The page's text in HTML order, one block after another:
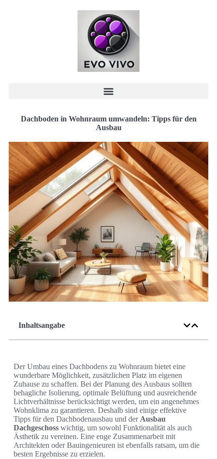
Dachboden in Wohnraum umwandeln: Tipps für den
Ausbau
Inhaltsangabe
Der Umbau eines Dachbodens zu Wohnraum bietet eine
wunderbare Möglichkeit, zusätzlichen Platz im eigenen
Zuhause zu schaffen. Bei der Planung des Ausbaus sollten
behagliche Isolierung, optimale Belüftung und ausreichende
Lichtverhältnisse berücksichtigt werden, um ein angenehmes
Wohnklima zu garantieren. Deshalb sind einige effektive
Tipps für den Dachbodenausbau und der Ausbau
Dachgeschoss wichtig, um sowohl Funktionalität als auch
Ästhetik zu vereinen. Eine enge Zusammenarbeit mit
Architekten oder Bauingenieuren ist ebenfalls ratsam, um die
besten Ergebnisse zu erzielen.